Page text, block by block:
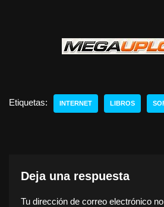
Etiquetas: INTERNET LIBROS
Deja una respuesta
Tu dirección de correo electrónico